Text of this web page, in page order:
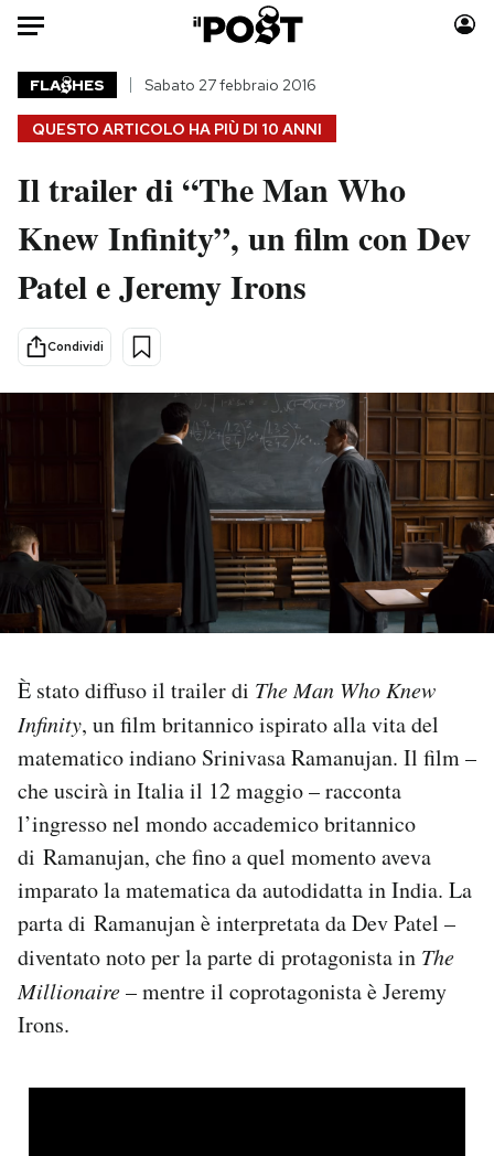
Auto
HOME
Italia
Politica
Tecnologia
Scienza
Economia
Moda
Consumismi
Storie/Idee
Altrecose
Mondiali calcio 2026
PODCAST
NEWSLETTER
I MIEI PREFERITI
SHOP
CALENDARIO
AREA PERSONALE
Area Personale
Notifiche mobile
Esci
QUESTO ARTICOLO HA PIÙ DI 10 ANNI
FLA HES Sabato 27 febbraio 2016
Il trailer di “The Man Who
Knew Infinity”, un film con Dev
Patel e Jeremy Irons
Condividi
È stato diffuso il trailer di The Man Who Knew
Infinity, un film britannico ispirato alla vita del
matematico indiano Srinivasa Ramanujan. Il film –
che uscirà in Italia il 12 maggio – racconta
l’ingresso nel mondo accademico britannico
di Ramanujan, che fino a quel momento aveva
imparato la matematica da autodidatta in India. La
parta di Ramanujan è interpretata da Dev Patel –
diventato noto per la parte di protagonista in The
Millionaire– mentre il coprotagonista è Jeremy
Irons.